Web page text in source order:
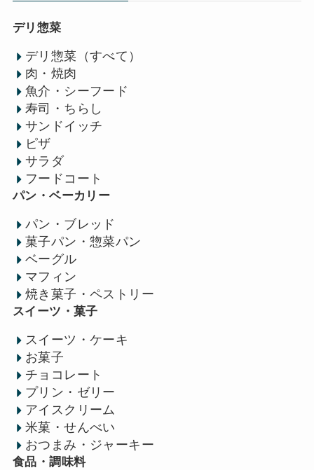
デリ惣菜
デリ惣菜（すべて）
肉・焼肉
魚介・シーフード
寿司・ちらし
サンドイッチ
ピザ
サラダ
フードコート
パン・ベーカリー
パン・ブレッド
菓子パン・惣菜パン
ベーグル
マフィン
焼き菓子・ペストリー
スイーツ・菓子
スイーツ・ケーキ
お菓子
チョコレート
プリン・ゼリー
アイスクリーム
米菓・せんべい
おつまみ・ジャーキー
食品・調味料